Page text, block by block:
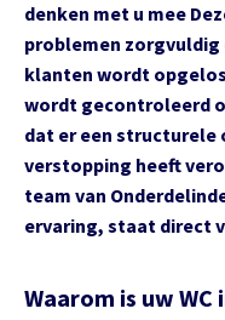
denken met u mee
problemen zorgvuldig
klanten wordt
wordt gecontroleerd
dat er een structurele
verstopping heeft
team van
ervaring, staat direct
Waarom is uw